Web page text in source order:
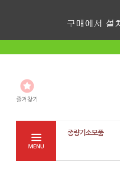
즐겨찾기
MENU
종량기소모품